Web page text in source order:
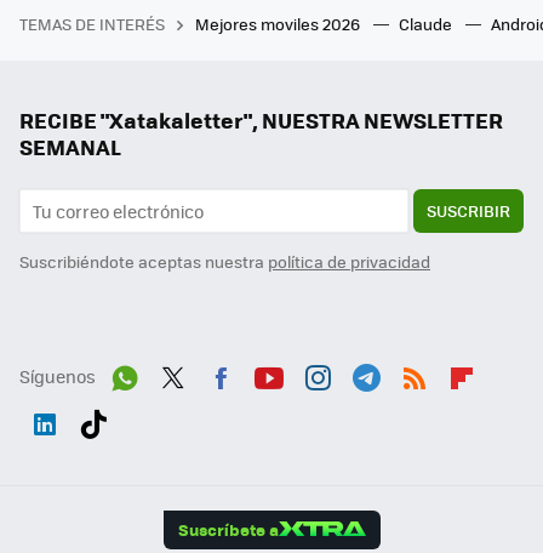
TEMAS DE INTERÉS Mejores moviles 2026 Claude
RECIBE "Xatakaletter", NUESTRA NEWSLETTER
SEMANAL
SUSCRIBIR
Suscribiéndote aceptas nuestra política de privacidad
Síguenos
Suscríbete a